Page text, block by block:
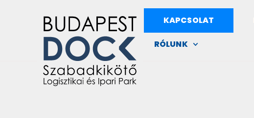
KAPCSOLAT
RÓLUNK